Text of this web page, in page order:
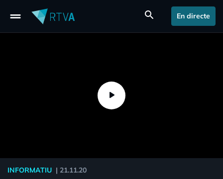
drag_handle search En directe
INFORMATIU | 21.11.20